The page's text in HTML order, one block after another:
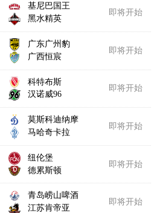
基尼巴国王
黑水精英
即将开始
广东广州豹
广西恒宸
即将开始
科特布斯
汉诺威96
即将开始
莫斯科迪纳摩
马哈奇卡拉
即将开始
纽伦堡
德累斯顿
即将开始
青岛崂山啤酒
江苏肯帝亚
即将开始